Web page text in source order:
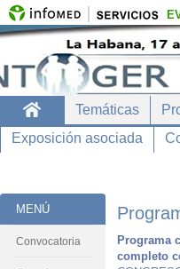
Temáticas
Exposición asociada
Programa
completo
MENÚ
Convocatoria